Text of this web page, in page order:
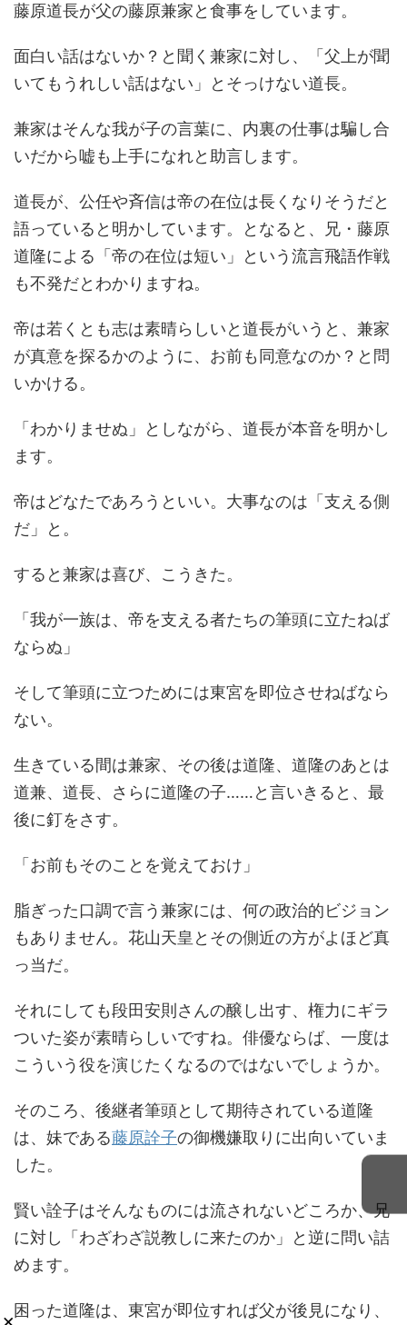
藤原道長が父の藤原兼家と食事をしています。
面白い話はないか？と聞く兼家に対し、「父上が聞
いてもうれしい話はない」とそっけない道長。
兼家はそんな我が子の言葉に、内裏の仕事は騙し合
いだから嘘も上手になれと助言します。
道長が、公任や斉信は帝の在位は長くなりそうだと
語っていると明かしています。となると、兄・藤原
道隆による「帝の在位は短い」という流言飛語作戦
も不発だとわかりますね。
帝は若くとも志は素晴らしいと道長がいうと、兼家
が真意を探るかのように、お前も同意なのか？と問
いかける。
「わかりませぬ」としながら、道長が本音を明かし
ます。
帝はどなたであろうといい。大事なのは「支える側
だ」と。
すると兼家は喜び、こうきた。
「我が一族は、帝を支える者たちの筆頭に立たねば
ならぬ」
そして筆頭に立つためには東宮を即位させねばなら
ない。
生きている間は兼家、その後は道隆、道隆のあとは
道兼、道長、さらに道隆の子……と言いきると、最
後に釘をさす。
「お前もそのことを覚えておけ」
脂ぎった口調で言う兼家には、何の政治的ビジョン
もありません。花山天皇とその側近の方がよほど真
っ当だ。
それにしても段田安則さんの醸し出す、権力にギラ
ついた姿が素晴らしいですね。俳優ならば、一度は
こういう役を演じたくなるのではないでしょうか。
そのころ、後継者筆頭として期待されている道隆
は、妹である藤原詮子の御機嫌取りに出向いていま
した。
賢い詮子はそんなものには流されないどころか、兄
に対し「わざわざ説教しに来たのか」と逆に問い詰
めます。
困った道隆は、東宮が即位すれば父が後見になり、